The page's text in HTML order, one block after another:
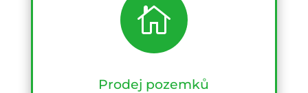

Prodej pozemků